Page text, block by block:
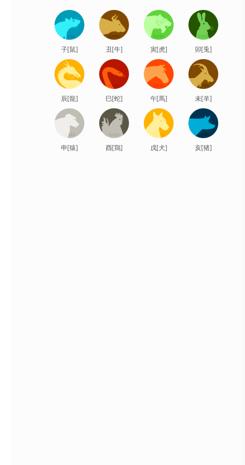
子[鼠] 丑[牛] 寅[虎] 卯[兎]
辰[龍] 巳[蛇] 午[馬] 未[羊]
申[猿] 酉[鶏] 戌[犬] 亥[猪]